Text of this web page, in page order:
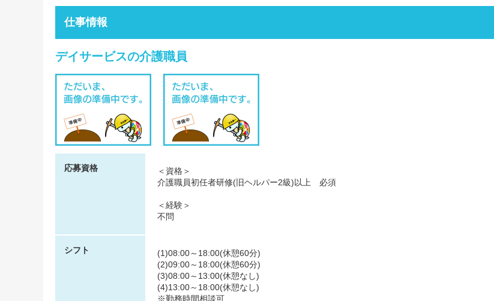
仕事情報
デイサービスの介護職員
応募資格
＜資格＞
介護職員初任者研修(旧ヘルパー2級)以上 必須
＜経験＞
不問
シフト
(1)08:00～18:00(休憩60分)
(2)09:00～18:00(休憩60分)
(3)08:00～13:00(休憩なし)
(4)13:00～18:00(休憩なし)
※勤務時間相談可